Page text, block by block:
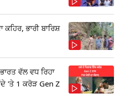
ਭਾਰੀ ਬਾਰਿਸ਼
ਵੱਲ ਵਧ ਰਿਹਾ
'ਤੇ 1 ਕਰੋੜ Gen Z